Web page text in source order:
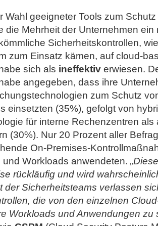
Wahl geeigneter Tools zum
die Mehrheit der Unternehmen ein
Sicherheitskontrollen,
zum Einsatz kämen, auf cloud-
sich als ineffektiv erwiesen.
angegeben, dass ihre
zum Schutz
einsetzten (35%), gefolgt von
für interne Rechenzentren
(30%). Nur 20 Prozent aller
On-Premises-
Workloads anwendeten.
rückläufig und wird
der Sicherheitsteams verlassen
die von den einzelnen
Workloads und Anwendungen zu